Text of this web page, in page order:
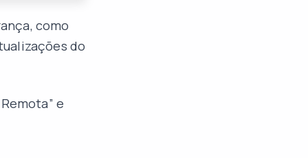
como
do
e